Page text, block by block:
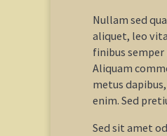
Nullam sed
aliquet, leo
finibus
Aliquam
metus
enim. Sed
Sed sit amet